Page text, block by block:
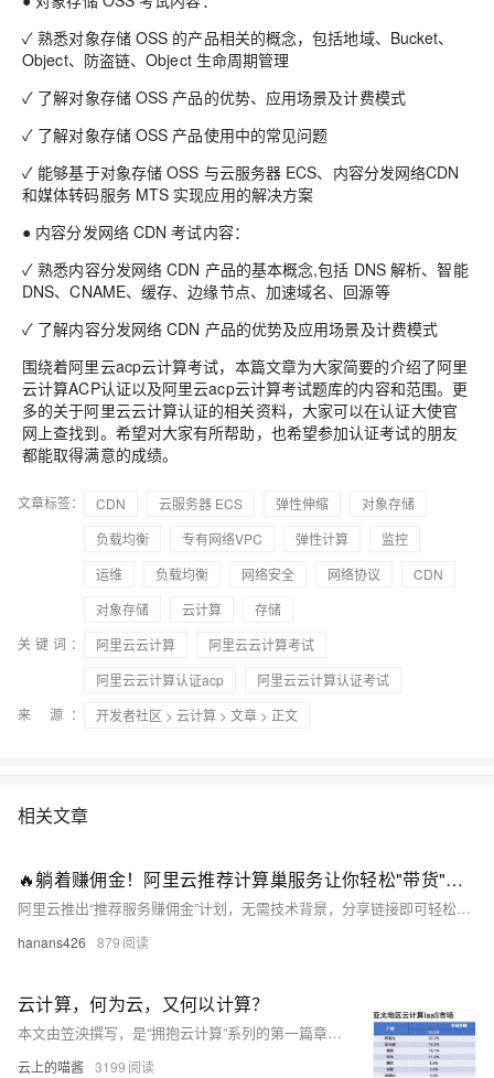
✓ 熟悉对象存储 OSS 的产品相关的概念，包括地域、Bucket、
Object、防盗链、Object 生命周期管理
✓ 了解对象存储 OSS 产品的优势、应用场景及计费模式
✓ 了解对象存储 OSS 产品使用中的常见问题
✓ 能够基于对象存储 OSS 与云服务器 ECS、内容分发网络CDN
和媒体转码服务 MTS 实现应用的解决方案
● 内容分发网络 CDN 考试内容：
✓ 熟悉内容分发网络 CDN 产品的基本概念,包括 DNS 解析、智能
DNS、CNAME、缓存、边缘节点、加速域名、回源等
✓ 了解内容分发网络 CDN 产品的优势及应用场景及计费模式
围绕着阿里云acp云计算考试，本篇文章为大家简要的介绍了阿里
云计算ACP认证以及阿里云acp云计算考试题库的内容和范围。更
多的关于阿里云云计算认证的相关资料，大家可以在认证大使官
网上查找到。希望对大家有所帮助，也希望参加认证考试的朋友
都能取得满意的成绩。
文章标签： CDN 云服务器 ECS 弹性伸缩
对象存储
负载均衡
专有网络VPC 弹性计算
监控
运维
负载均衡 网络安全 网络协议
CDN
对象存储
云计算
存储
关键词：
阿里云云计算
阿里云云计算考试
阿里云云计算认证acp
阿里云云计算认证考试
来 源：
开发者社区 > 云计算 > 文章 > 正文
相关文章
🔥躺着赚佣金！阿里云推荐计算巢服务让你轻松"带货"云计算
阿里云推出“推荐服务赚佣金”计划，无需技术背景，分享链接即可轻松赚取额外收入。高达20%佣金，200+精选服务任选，实时追踪收益，适合个人推广的数字副业！
hanans426 879
云计算，何为云，又何以计算？
本文由笠泱撰写，是“拥抱云计算”系列的第一篇章，旨在分享云计算的概念及其诞生背景，重点介绍了阿里云飞天操作系统。文章从虚拟化技术的起源讲起，探讨了其如何演变为云计算的基础，并详细解释了云计算的关键特性：按需使用、按量付费和弹性。文中还分类介绍了云计算的主要服务模式（IaaS、PaaS、SaaS等）及部署方式（公共云、私有云、混合云），并分析了亚马逊AWS和阿里云在云计算领域的领导地位。最后，文章通过对比OpenStack与阿里云飞天架构，深入浅出地解析了阿里云飞天系统如何调度算力，帮助读者理解云计算的实际运作机制。阅读本文大约需要30分钟，内容详实，值得一读。
云上的喵酱 3199